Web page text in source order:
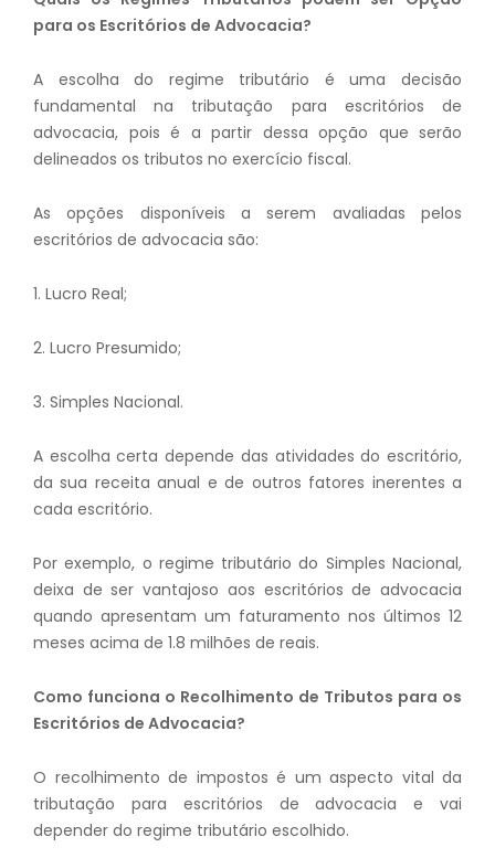
para os Escritórios de Advocacia?
A escolha do regime tributário é uma decisão
fundamental na tributação para escritórios de
advocacia, pois é a partir dessa opção que serão
delineados os tributos no exercício fiscal.
As opções disponíveis a serem avaliadas pelos
escritórios de advocacia são:
1. Lucro Real;
2. Lucro Presumido;
3. Simples Nacional.
A escolha certa depende das atividades do escritório,
da sua receita anual e de outros fatores inerentes a
cada escritório.
Por exemplo, o regime tributário do Simples Nacional,
deixa de ser vantajoso aos escritórios de advocacia
quando apresentam um faturamento nos últimos 12
meses acima de 1.8 milhões de reais.
Como funciona o Recolhimento de Tributos para os
Escritórios de Advocacia?
O recolhimento de impostos é um aspecto vital da
tributação para escritórios de advocacia e vai
depender do regime tributário escolhido.